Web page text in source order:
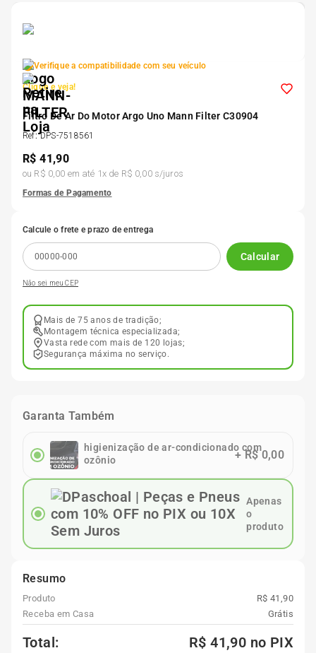
Verifique a compatibilidade com seu veículo
Clique e veja!
Filtro De Ar Do Motor Argo Uno Mann Filter C30904
Ref: DPS-7518561
R$41,90
ou R$ 0,00 em até 1x de R$ 0,00s/juros
Formas de Pagamento
Calcule o frete e prazo de entrega
Calcular
Não sei meu CEP
Mais de 75 anos de tradição;
Montagem técnica especializada;
Vasta rede com mais de 120 lojas;
Segurança máxima no serviço.
Garanta Também
higienização de ar-condicionado com
ozônio
+R$ 0,00
Apenas
o
produto
Resumo
Produto
R$ 41,90
Receba em Casa
Grátis
Total: R$ 41,90 no PIX
6º 185 65r15
7º 185 60r15
9º Pneu
10º 175 65 14